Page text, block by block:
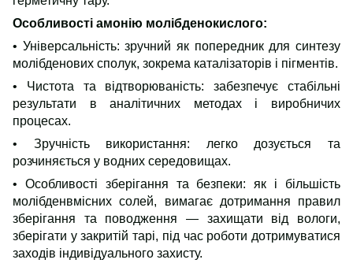
Особливості амонію молібденокислого:
• Універсальність: зручний як попередник для синтезу
молібденових сполук, зокрема каталізаторів і пігментів.
• Чистота та відтворюваність: забезпечує стабільні
результати в аналітичних методах і виробничих
процесах.
• Зручність використання: легко дозується та
розчиняється у водних середовищах.
• Особливості зберігання та безпеки: як і більшість
молібденвмісних солей, вимагає дотримання правил
зберігання та поводження — захищати від вологи,
зберігати у закритій тарі, під час роботи дотримуватися
заходів індивідуального захисту.